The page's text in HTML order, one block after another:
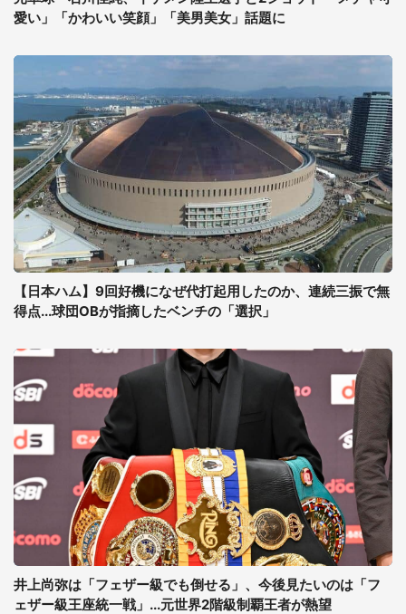
愛い」「かわいい笑顔」「美男美女」話題に
【日本ハム】9回好機になぜ代打起用したのか、連続三振で無
得点...球団OBが指摘したベンチの「選択」
井上尚弥は「フェザー級でも倒せる」、今後見たいのは「フ
ェザー級王座統一戦」...元世界2階級制覇王者が熱望